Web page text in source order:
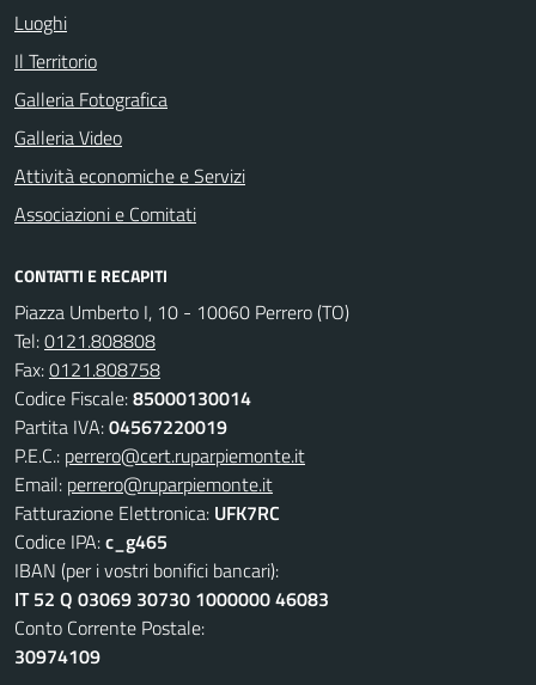
Luoghi
Il Territorio
Galleria Fotografica
Galleria Video
Attività economiche e Servizi
Associazioni e Comitati
CONTATTI E RECAPITI
Piazza Umberto I, 10 - 10060 Perrero (TO)
Tel:0121.808808
Fax:0121.808758
Codice Fiscale:85000130014
Partita IVA:04567220019
P.E.C.: perrero@cert.ruparpiemonte.it
Email: perrero@ruparpiemonte.it
Fatturazione Elettronica: UFK7RC
Codice IPA:c_g465
IBAN (per i vostri bonifici bancari):
IT 52 Q 03069 30730 1000000 46083
Conto Corrente Postale:
30974109